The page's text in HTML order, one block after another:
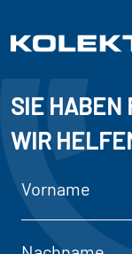
SIE HABEN
WIR